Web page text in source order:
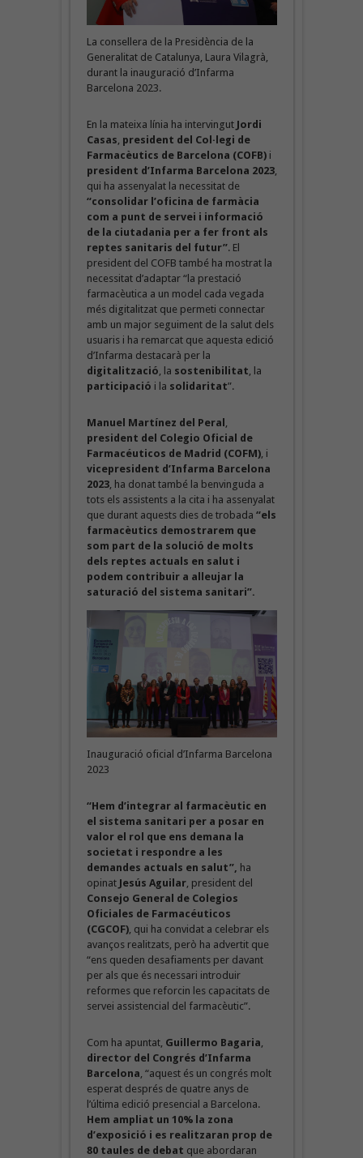
La consellera de la Presidència de la
Generalitat de Catalunya, Laura Vilagrà,
durant la inauguració d’Infarma
Barcelona 2023.
En la mateixa línia ha intervingut Jordi
Casas, president del Col·legi de
Farmacèutics de Barcelona (COFB)i
president d’Infarma Barcelona 2023,
qui ha assenyalat la necessitat de
“consolidar l’oficina de farmàcia
com a punt de servei i informació
de la ciutadania per a fer front als
reptes sanitaris del futur”. El
president del COFB també ha mostrat la
necessitat d’adaptar “la prestació
farmacèutica a un model cada vegada
més digitalitzat que permeti connectar
amb un major seguiment de la salut dels
usuaris i ha remarcat que aquesta edició
d’Infarma destacarà per la
digitalització, la sostenibilitat, la
participació i la solidaritat”.
Manuel Martínez del Peral ,
president del Colegio Oficial de
Farmacéuticos de Madrid (COFM), i
vicepresident d’Infarma Barcelona
2023, ha donat també la benvinguda a
tots els assistents a la cita i ha assenyalat
que durant aquests dies de trobada “els
farmacèutics demostrarem que
som part de la solució de molts
dels reptes actuals en salut i
podem contribuir a alleujar la
saturació del sistema sanitari”.
Inauguració oficial d’Infarma Barcelona
2023
“Hem d’integrar al farmacèutic en
el sistema sanitari per a posar en
valor el rol que ens demana la
societat i respondre a les
demandes actuals en salut”, ha
opinat Jesús Aguilar, president del
Consejo General de Colegios
Oficiales de Farmacéuticos
(CGCOF), qui ha convidat a celebrar els
avanços realitzats, però ha advertit que
“ens queden desafiaments per davant
per als que és necessari introduir
reformes que reforcin les capacitats de
servei assistencial del farmacèutic”.
Com ha apuntat, Guillermo Bagaria,
director del Congrés d’Infarma
Barcelona, “aquest és un congrés molt
esperat després de quatre anys de
l’última edició presencial a Barcelona.
Hem ampliat un 10% la zona
d’exposició i es realitzaran prop de
80 taules de debat que abordaran